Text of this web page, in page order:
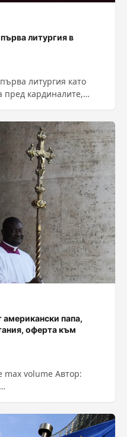
литургия в
литургия като
пред кардиналите,
папа,
оферта към
volume Автор:
s-